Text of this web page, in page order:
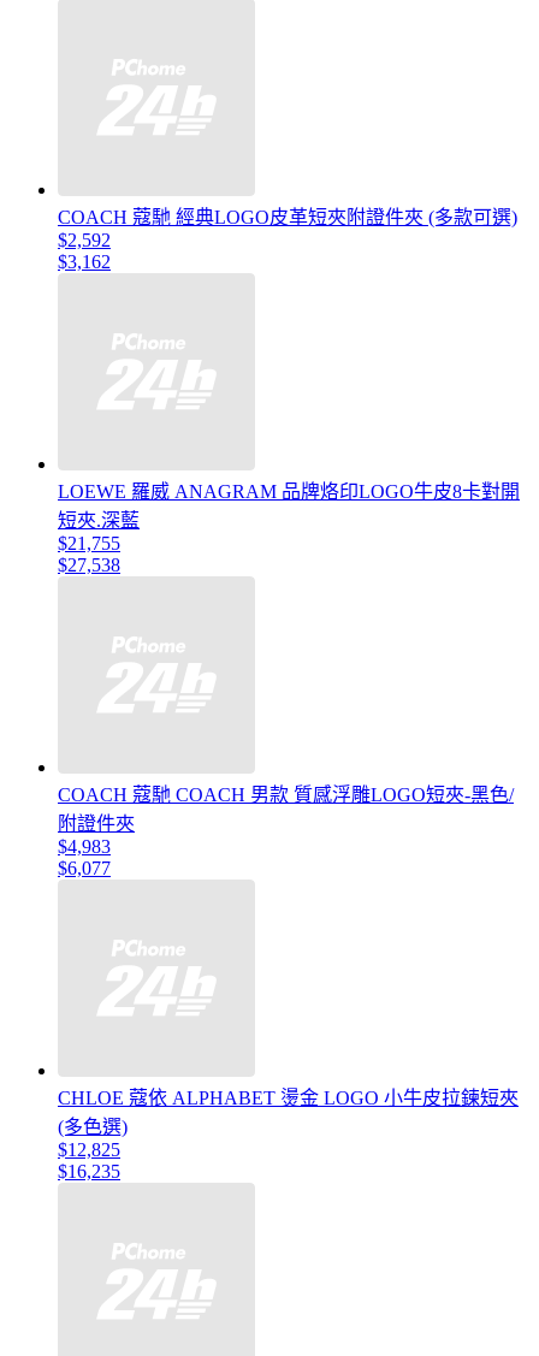
COACH 蔻馳 經典LOGO皮革短夾附證件夾 (多款可選)
$2,592
$3,162
LOEWE 羅威 ANAGRAM 品牌烙印LOGO牛皮8卡對開
短夾.深藍
$21,755
$27,538
COACH 蔻馳 COACH 男款 質感浮雕LOGO短夾-黑色/
附證件夾
$4,983
$6,077
CHLOE 蔻依 ALPHABET 燙金 LOGO 小牛皮拉鍊短夾
(多色選)
$12,825
$16,235